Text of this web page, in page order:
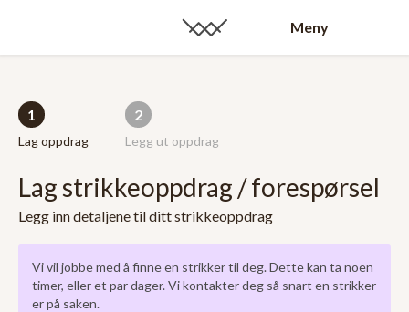
Meny
1
Lag oppdrag
2
Legg ut oppdrag
Lag strikkeoppdrag / forespørsel
Legg inn detaljene til ditt strikkeoppdrag
Vi vil jobbe med å finne en strikker til deg. Dette kan ta noen
timer, eller et par dager. Vi kontakter deg så snart en strikker
er på saken.